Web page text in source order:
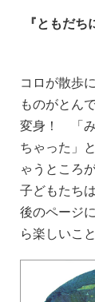
『ともだ
コロが散歩
ものがとん
変身！ 「
ちゃった」
ゃうところ
子どもたち
後のページ
ら楽しいこ